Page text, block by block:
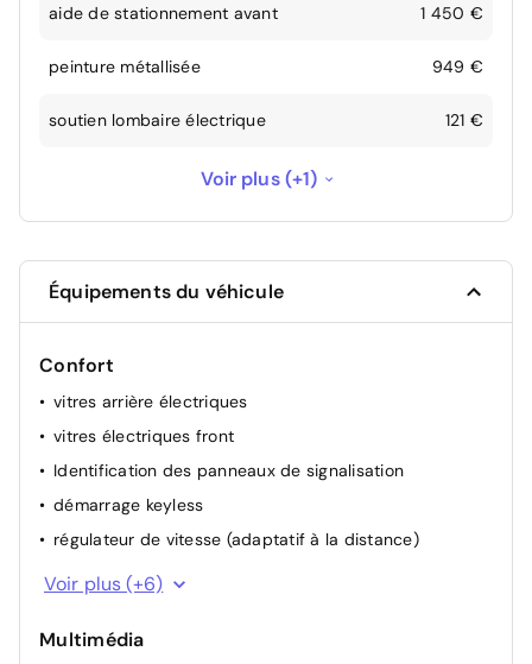
aide de stationnement avant 1 450 €
peinture métallisée 949 €
soutien lombaire électrique 121 €
commande du hayon électrique
Voir plus (+1)
Équipements du véhicule
Confort
vitres arrière électriques
vitres électriques front
Identification des panneaux de signalisation
démarrage keyless
régulateur de vitesse (adaptatif à la distance)
volant chauffant
volant multifonctionel
Voir plus (+6)
Multimédia